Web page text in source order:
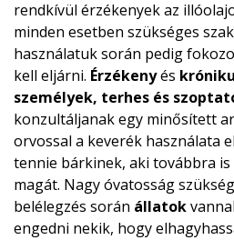
rendkívül érzékenyek az
minden esetben szükséges
használatuk során pedig
kell eljárni. Érzékenyés
személyek, terhes és
konzultáljanak egy minősített
orvossal a keverék használata
tennie bárkinek, aki továbbra
magát. Nagy óvatosság
belélegzés során állatok
engedni nekik, hogy